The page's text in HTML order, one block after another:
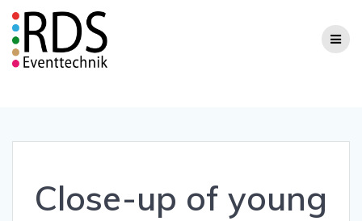
Close-up of young